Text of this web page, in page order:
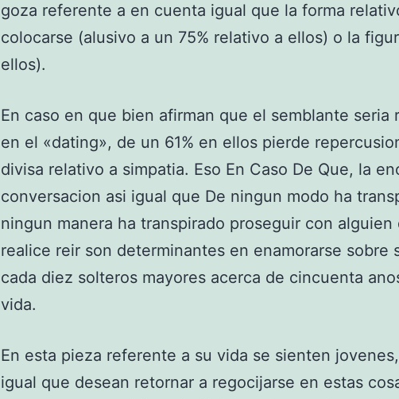
goza referente a en cuenta igual que la forma
colocarse (alusivo a un 75% relativo a ellos) o la
ellos).
En caso en que bien afirman que el semblante seria
en el «dating», de un 61% en ellos pierde
divisa relativo a simpatia. Eso En Caso De Que, la
conversacion asi igual que De ningun modo ha
ningun manera ha transpirado proseguir con alguien
realice reir son determinantes en enamorarse sobre
cada diez solteros mayores acerca de cincuenta
vida.
En esta pieza referente a su vida se sienten
igual que desean retornar a regocijarse en estas